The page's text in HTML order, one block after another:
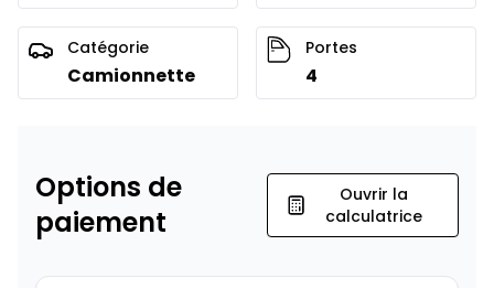
Catégorie
Camionnette
Portes
4
Options de
paiement
Ouvrir la
calculatrice